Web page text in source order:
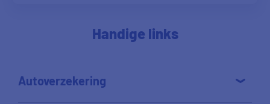
Handige links
Autoverzekering